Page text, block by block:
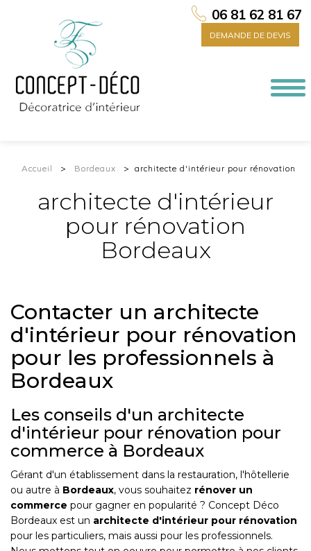
06 81 62 81 67
DEMANDE DE DEVIS
Accueil Bordeaux architecte d'intérieur pour rénovation
architecte d'intérieur
pour rénovation
Bordeaux
Contacter un architecte
d'intérieur pour rénovation
pour les professionnels à
Bordeaux
Les conseils d'un architecte
d'intérieur pour rénovation pour
commerce à Bordeaux
Gérant d'un établissement dans la restauration, l'hôtellerie
ou autre à Bordeaux, vous souhaitez rénover un
commerce pour gagner en popularité ? Concept Déco
Bordeaux est un architecte d'intérieur pour rénovation
pour les particuliers, mais aussi pour les professionnels.